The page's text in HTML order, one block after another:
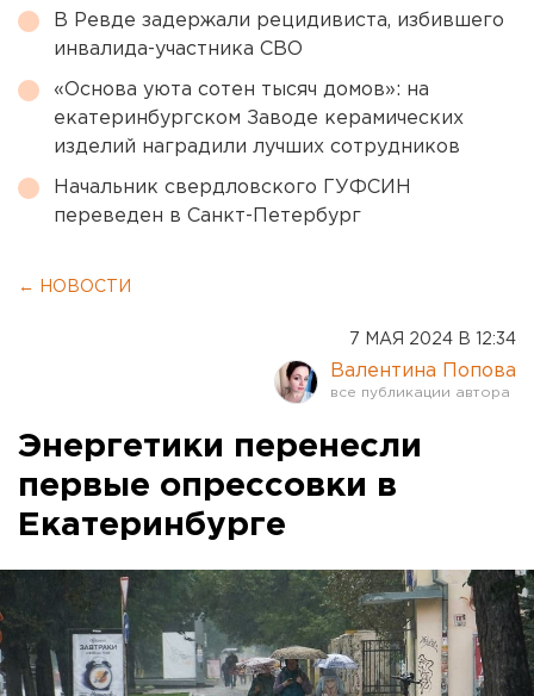
В Ревде задержали рецидивиста, избившего
инвалида-участника СВО
«Основа уюта сотен тысяч домов»: на
екатеринбургском Заводе керамических
изделий наградили лучших сотрудников
Начальник свердловского ГУФСИН
переведен в Санкт-Петербург
← НОВОСТИ
7 МАЯ 2024 В 12:34
Валентина Попова
Энергетики перенесли
первые опрессовки в
Екатеринбурге